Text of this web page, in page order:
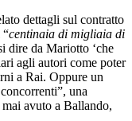
dettagli sul contratto
“centinaia di migliaia di
dire da Mariotto ‘che
agli autori come poter
a Rai. Oppure un
una
mai avuto a Ballando,